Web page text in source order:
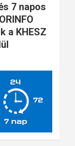
7 napos
a KHESZ